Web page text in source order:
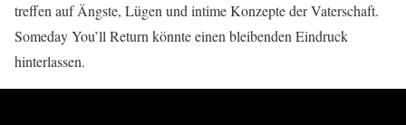
treffen auf Ängste, Lügen und intime Konzepte der Vaterschaft.
Someday You’ll Return könnte einen bleibenden Eindruck
hinterlassen.